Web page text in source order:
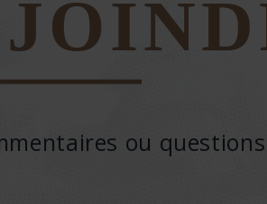
ou questions